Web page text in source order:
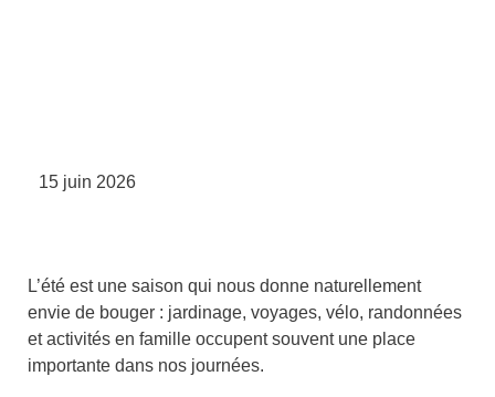
15 juin 2026
L’été est une saison qui nous donne naturellement
envie de bouger : jardinage, voyages, vélo, randonnées
et activités en famille occupent souvent une place
importante dans nos journées.